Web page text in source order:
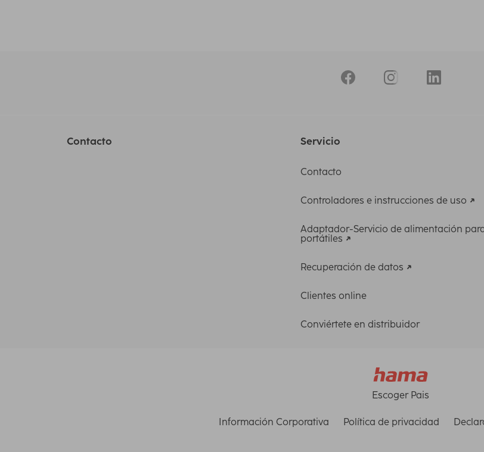
Contacto Servicio
Contacto
Controladores e instrucciones de uso
Adaptador-Servicio de alimentación
portátiles
Recuperación de datos
Clientes online
Conviértete en distribuidor
Escoger Pais
Información Corporativa Política de privacidad